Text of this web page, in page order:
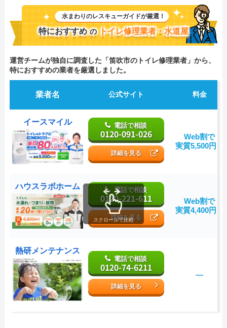
水まわりのレスキューガイドが厳選！
特におすすめ の トイレ修理業者・水道屋
運営チームが独自に調査した「笛吹市のトイレ修理業者」から、
特におすすめの業者を厳選しました。
業者名 公式サイト 料金
イースマイル 電話で相談
0120-091-026
詳細を見る
Web割で
実質5,500円～
ハウスラボホーム 電話で相談
0120-221-611
詳細を見る
Web割で
実質4,400円～
熱研メンテナンス
電話で相談
0120-74-6211
詳細を見る
―
スクロールで比較